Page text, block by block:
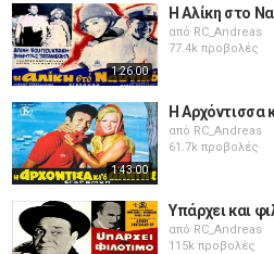
1:26:00
Η Αλίκη στο
από RC_Andreas
77.4k προβολές
1:43:00
Η Αρχόντισσα
από RC_Andreas
61.7k προβολές
Υπάρχει και
από RC_Andreas
115k προβολές